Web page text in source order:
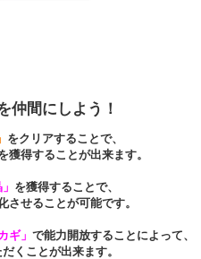
仲間にしよう！
をクリアすることで、
獲得することが出来ます。
を獲得することで、
させることが可能です。
ギ」 で能力開放することによって、
くことが出来ます。